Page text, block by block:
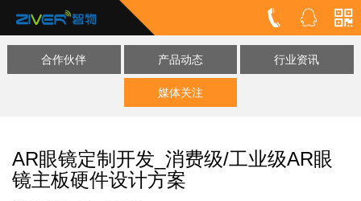
合作伙伴 产品动态 行业资讯
媒体关注
AR眼镜定制开发_消费级/工业级AR眼
镜主板硬件设计方案